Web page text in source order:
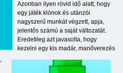
Azonban ilyen rövid idő alatt, hogy
egy játék klónok és utánzói
nagyszerű munkát végzett, apja,
jelentős számú a saját változatát.
Eredetileg azt javasolta, hogy
kezelni egy kis madár, manőverezés